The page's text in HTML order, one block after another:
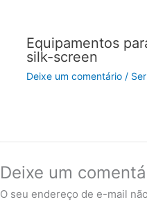
Equipamentos
silk-screen
Deixe um comentário /
Deixe um
O seu endereço de e-mail